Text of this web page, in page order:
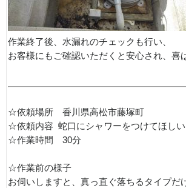
作業終了後、水漏れのチェックも行い、
お客様にもご確認いただくと安心され、喜
☆依頼場所 香川県高松市藤塚町
☆依頼内容 蛇口にシャワーをつけてほし
☆作業時間 30分
☆作業前の様子
お伺いしますと、真っ直ぐ落ちるタイプだ